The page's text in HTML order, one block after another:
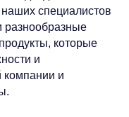
специалистов
разнообразные
которые
и
компании и
с